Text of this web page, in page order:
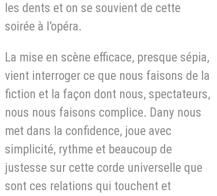
les dents et on se souvient de cette
soirée à l’opéra.
La mise en scène efficace, presque sépia,
vient interroger ce que nous faisons de la
fiction et la façon dont nous, spectateurs,
nous nous faisons complice. Dany nous
met dans la confidence, joue avec
simplicité, rythme et beaucoup de
justesse sur cette corde universelle que
sont ces relations qui touchent et